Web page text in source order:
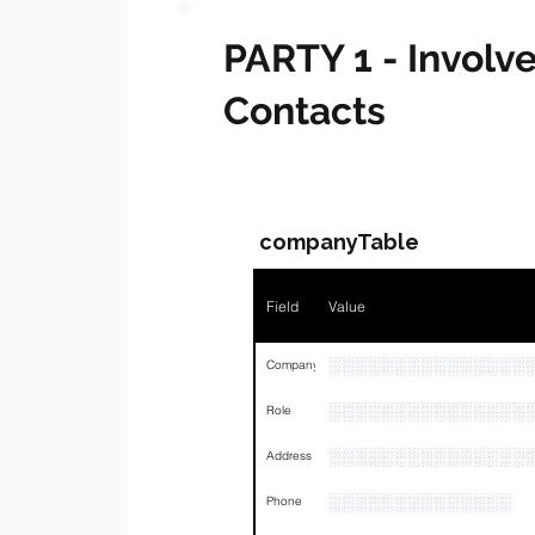
PARTY 1 -
Contacts
companyTable
Field Value
Company
Role
Address
Phone ░░░░░░░░░░░░░░